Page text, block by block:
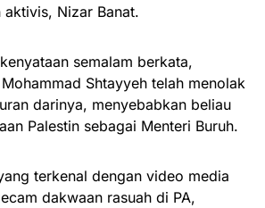
aktivis, Nizar Banat.
semalam berkata,
Shtayyeh telah menolak
darinya, menyebabkan beliau
Palestin sebagai Menteri Buruh.
terkenal dengan video media
dakwaan rasuah di PA,